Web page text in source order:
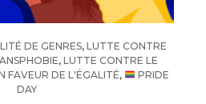
DE GENRES, LUTTE CONTRE
, LUTTE CONTRE LE
FAVEUR DE L'ÉGALITÉ,
PRIDE
DAY